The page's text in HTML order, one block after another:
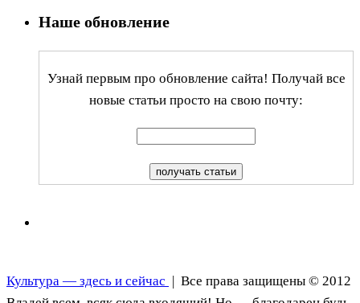
Наше обновление
Узнай первым про обновление сайта! Получай все
новые статьи просто на свою почту:
Культура — здесь и сейчас | Все права защищены © 2012